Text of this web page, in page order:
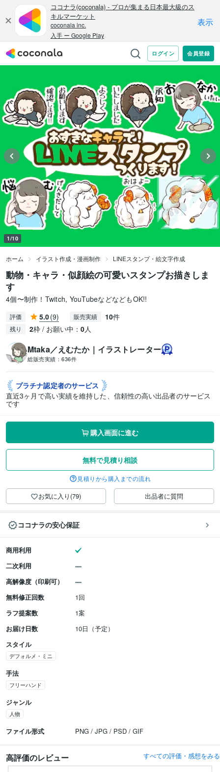
1/10
ホーム イラスト作成・漫画制作 LINEスタンプ・絵文字作成
動物・キャラ・似顔絵の可愛いスタンプお描きしま
す
4個〜制作！Twitch, YouTubeなどなどもOK!!
評価 5.0(9) 販売実績 10件
残り 2枠 / お願い中： 0人
Mtaka／えむたか｜イラストレーター
総販売実績： 636件
プラチナ認定者のサービス
直近3ヶ月で高い実績を維持した、信頼性の高い出品者のサービス
です
購入画面に進む
無料で見積り相談
見積りから購入までの流れ
お気に入り(79) 出品者に質問
ココナラの安心保証
商用利用
二次利用
高解像度（印刷可）
無料修正回数
1回
ラフ提案数
1案
お届け日数
10日（予定）
スタイル
デフォルメ・ミニ
手法
フリーハンド
ジャンル
人物
ファイル形式 PNG / JPG / PSD / GIF
高評価のレビュー すべての評価・感想をみる